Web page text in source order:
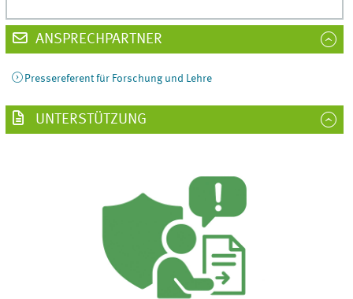
ANSPRECHPARTNER
Pressereferent für Forschung und Lehre
UNTERSTÜTZUNG